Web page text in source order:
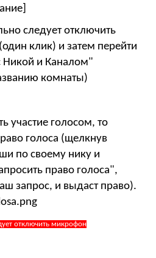
следует отключить
клик) и затем перейти
Никой и Каналом"
комнаты)
участие голосом, то
голоса (щелкнув
по своему нику и
право голоса",
запрос, и выдаст право).
отключить микрофон